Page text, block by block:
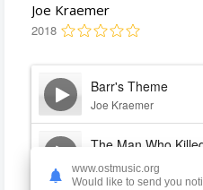
Joe Kraemer
2018
Barr's Theme
Joe Kraemer
The Man Who
Joe Kraemer
www.ostmusic.org
Would like to send you